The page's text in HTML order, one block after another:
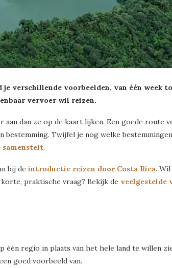
verschillende voorbeelden, van één week
vervoer wil reizen.
aan dan ze op de kaart lijken. Een goede
Twijfel je nog welke
samenstelt.
bij de introductie reizen door Costa Rica.
korte, praktische vraag? Bekijk de veelgestelde
één regio in plaats van het hele land te willen
goed voorbeeld van.